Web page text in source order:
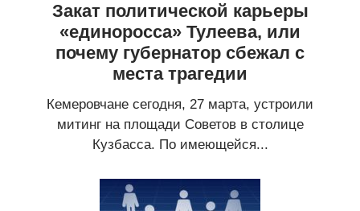
Закат политической карьеры
«единоросса» Тулеева, или
почему губернатор сбежал с
места трагедии
Кемеровчане сегодня, 27 марта, устроили
митинг на площади Советов в столице
Кузбасса. По имеющейся...